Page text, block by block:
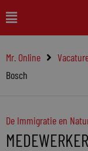
naar
inhoud
Main
Menu
Mr. Online
Bosch
De Immigratie en